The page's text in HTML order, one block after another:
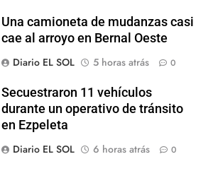
Una camioneta de mudanzas casi
cae al arroyo en Bernal Oeste
Diario EL SOL
5 horas atrás 0
Secuestraron 11 vehículos
durante un operativo de tránsito
en Ezpeleta
Diario EL SOL
6 horas atrás 0